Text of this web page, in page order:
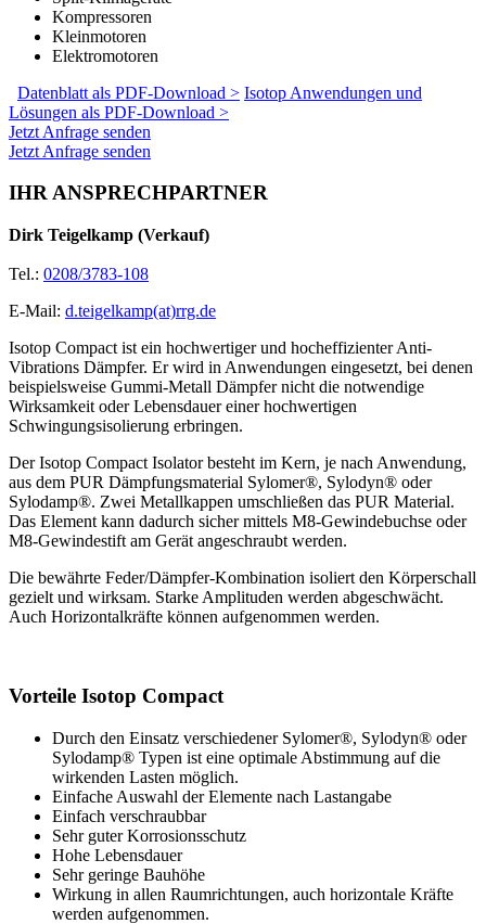
Kompressoren
Kleinmotoren
Elektromotoren
Datenblatt als PDF-Download > Isotop Anwendungen und
Lösungen als PDF-Download >
Jetzt Anfrage senden
Jetzt Anfrage senden
IHR ANSPRECHPARTNER
Dirk Teigelkamp (Verkauf)
Tel.: 0208/3783-108
E-Mail: d.teigelkamp(at)rrg.de
Isotop Compact ist ein hochwertiger und hocheffizienter Anti-
Vibrations Dämpfer. Er wird in Anwendungen eingesetzt, bei denen
beispielsweise Gummi-Metall Dämpfer nicht die notwendige
Wirksamkeit oder Lebensdauer einer hochwertigen
Schwingungsisolierung erbringen.
Der Isotop Compact Isolator besteht im Kern, je nach Anwendung,
aus dem PUR Dämpfungsmaterial Sylomer®, Sylodyn® oder
Sylodamp®. Zwei Metallkappen umschließen das PUR Material.
Das Element kann dadurch sicher mittels M8-Gewindebuchse oder
M8-Gewindestift am Gerät angeschraubt werden.
Die bewährte Feder/Dämpfer-Kombination isoliert den Körperschall
gezielt und wirksam. Starke Amplituden werden abgeschwächt.
Auch Horizontalkräfte können aufgenommen werden.
Vorteile Isotop Compact
Durch den Einsatz verschiedener Sylomer®, Sylodyn® oder
Sylodamp® Typen ist eine optimale Abstimmung auf die
wirkenden Lasten möglich.
Einfache Auswahl der Elemente nach Lastangabe
Einfach verschraubbar
Sehr guter Korrosionsschutz
Hohe Lebensdauer
Sehr geringe Bauhöhe
Wirkung in allen Raumrichtungen, auch horizontale Kräfte
werden aufgenommen.